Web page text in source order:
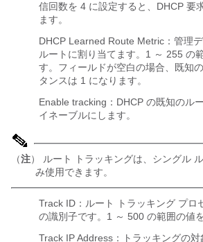
信回数を 4 に設定すると、DHCP 要
ます。
DHCP Learned Route Metric：管理
ルートに割り当てます。1 ～ 255 の
す。フィールドが空白の場合、既知
タンスは 1 になります。
Enable tracking：DHCP の既知のル
イネーブルにします。
（注） ルート トラッキングは、シングル
み使用できます。
Track ID：ルート トラッキング プロ
の識別子です。1 ～ 500 の範囲の値
Track IP Address：トラッキングの